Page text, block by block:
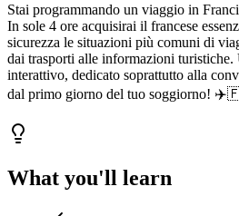
Stai programmando un viaggio in
In sole 4 ore acquisirai il francese
sicurezza le situazioni più comuni di
dai trasporti alle informazioni turistiche.
interattivo, dedicato soprattutto alla
dal primo giorno del tuo soggiorno!
What you'll learn